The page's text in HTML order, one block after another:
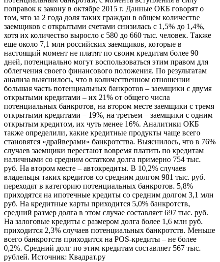
поправок к закону в октябре 2015 г. Данные ОКБ говорят о
том, что за 2 года доля таких граждан в общем количестве
заемщиков с открытыми счетами снизилась с 1,5% до 1,4%,
хотя их количество выросло с 580 до 660 тыс. человек. Также
еще около 7,1 млн российских заемщиков, которые в
настоящий момент не платят по своим кредитам более 90
дней, потенциально могут воспользоваться этим правом для
облегчения своего финансового положения. По результатам
анализа выяснилось, что в количественном отношении
большая часть потенциальных банкротов – заемщики с двумя
открытыми кредитами – их 21% от общего числа
потенциальных банкротов, на втором месте заемщики с тремя
открытыми кредитами – 19%, на третьем – заемщики с одним
открытым кредитом, их чуть менее 16%. Аналитики ОКБ
также определили, какие кредитные продукты чаще всего
становятся «драйверами» банкротства. Выяснилось, что в 76%
случаев заемщики перестают вовремя платить по кредитам
наличными со средним остатком долга примерно 754 тыс.
руб. На втором месте – автокредиты. В 10,2% случаев
владельцы таких кредитов со средним долгом 981 тыс. руб.
переходят в категорию потенциальных банкротов. 5,8%
приходятся на ипотечные кредиты со средним долгом 3,1 млн
руб. На кредитные карты приходится 5,0% банкротств,
средний размер долга в этом случае составляет 697 тыс. руб.
На залоговые кредиты с размером долга более 1,6 млн руб.
приходится 2,3% случаев потенциальных банкротств. Меньше
всего банкротств приходится на POS-кредиты – не более
0,2%. Средний долг по этим кредитам составляет 567 тыс.
рублей. Источник: Квадрат.ру